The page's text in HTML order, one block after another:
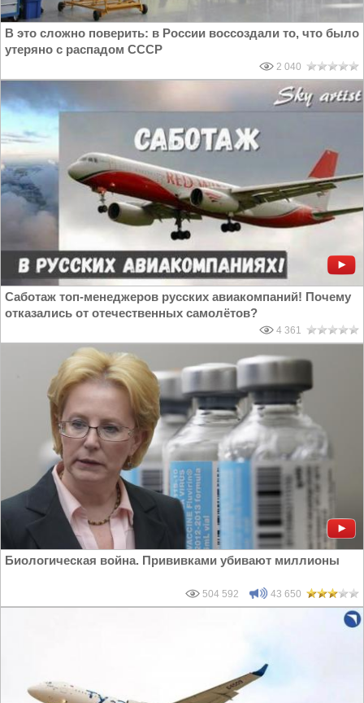
В это сложно поверить: в России воссоздали то, что было
утеряно с распадом СССР
2 040
Саботаж топ-менеджеров русских авиакомпаний! Почему
отказались от отечественных самолётов?
4 361
Биологическая война. Прививками убивают миллионы
504 592 43 650